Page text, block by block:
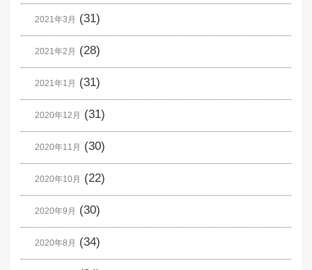
2021年3月 (31)
2021年2月 (28)
2021年1月 (31)
2020年12月 (31)
2020年11月 (30)
2020年10月 (22)
2020年9月 (30)
2020年8月 (34)